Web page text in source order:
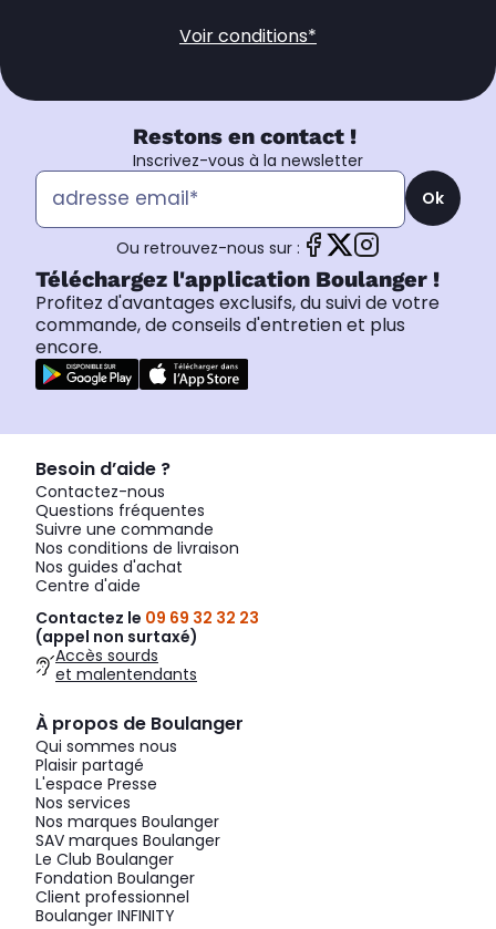
Voir conditions*
Restons en contact !
Inscrivez-vous à la newsletter
Ok
Ou retrouvez-nous sur :
Téléchargez l'application Boulanger !
Profitez d'avantages exclusifs, du suivi de votre
commande, de conseils d'entretien et plus
encore.
Besoin d’aide ?
Contactez-nous
Questions fréquentes
Suivre une commande
Nos conditions de livraison
Nos guides d'achat
Centre d'aide
Contactez le 09 69 32 32 23
(appel non surtaxé)
Accès sourds
et malentendants
À propos de Boulanger
Qui sommes nous
Plaisir partagé
L'espace Presse
Nos services
Nos marques Boulanger
SAV marques Boulanger
Le Club Boulanger
Fondation Boulanger
Client professionnel
Boulanger INFINITY